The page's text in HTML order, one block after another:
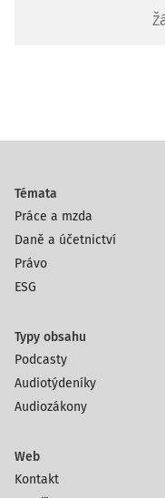
Témata
Práce a mzda
Daně a účetnictví
Právo
ESG
Typy obsahu
Podcasty
Audiotýdeníky
Audiozákony
Web
Kontakt